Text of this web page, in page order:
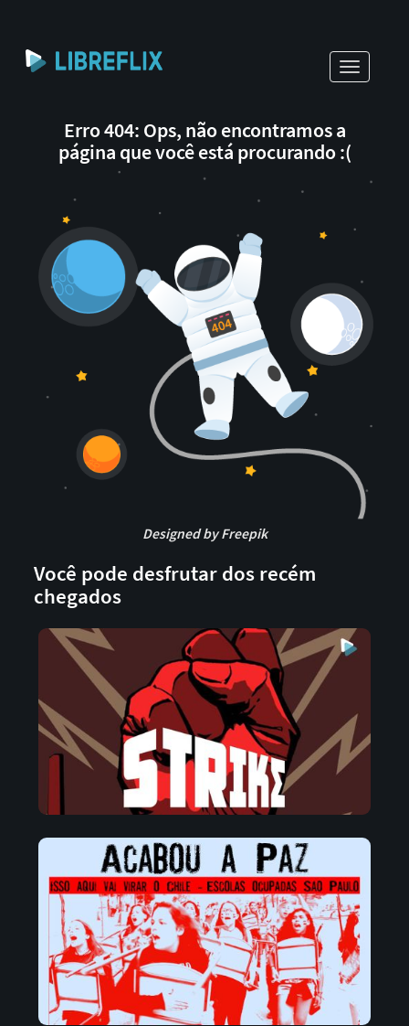
Toggle
Erro 404: Ops, não encontramos a
página que você está procurando :(
Designed by Freepik
Você pode desfrutar dos recém
chegados